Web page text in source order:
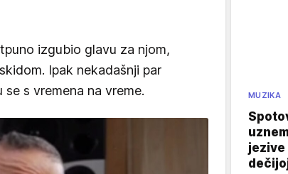
izgubio glavu za njom,
Ipak nekadašnji par
s vremena na vreme.
MUZIKA
jezive